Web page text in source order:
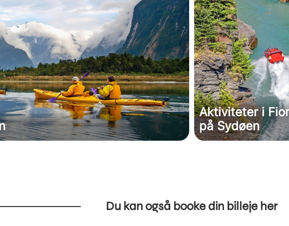
Aktiviteter i
på Sydøen
Du kan også booke din billeje her